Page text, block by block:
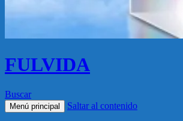
FULVIDA
Buscar
Menú principal Saltar al contenido